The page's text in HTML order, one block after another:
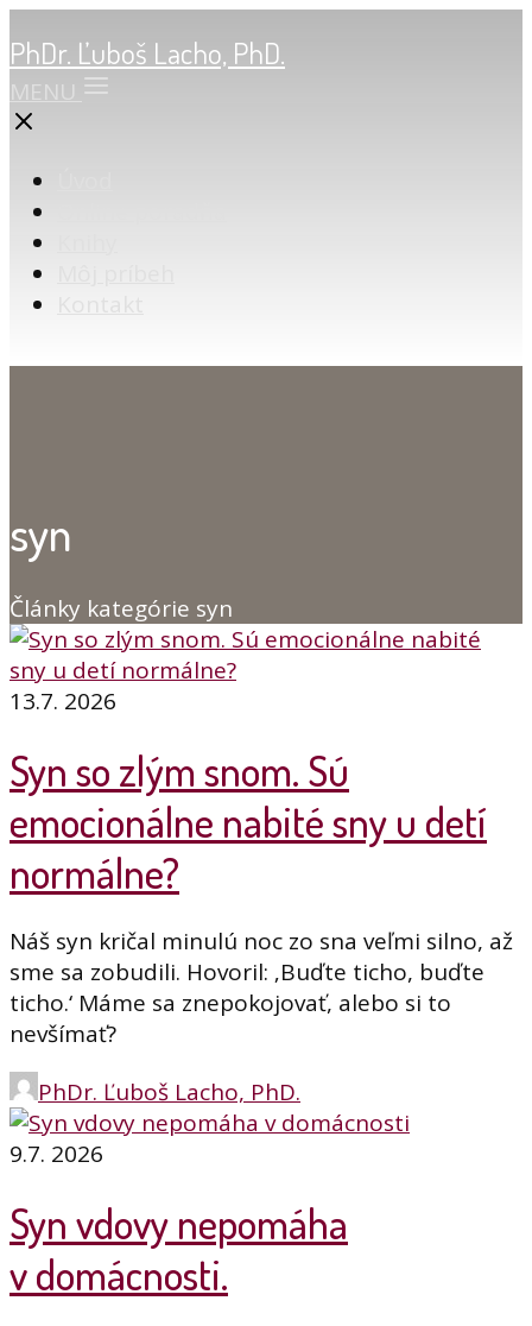
PhDr. Ľuboš Lacho, PhD.
MENU
syn
Články kategórie syn
13.7. 2026
Syn so zlým snom. Sú
emocionálne nabité sny u detí
normálne?
Náš syn kričal minulú noc zo sna veľmi silno, až
sme sa zobudili. Hovoril: ‚Buďte ticho, buďte
ticho.‘ Máme sa znepokojovať, alebo si to
nevšímať?
PhDr. Ľuboš Lacho, PhD.
9.7. 2026
Syn vdovy nepomáha
v domácnosti.